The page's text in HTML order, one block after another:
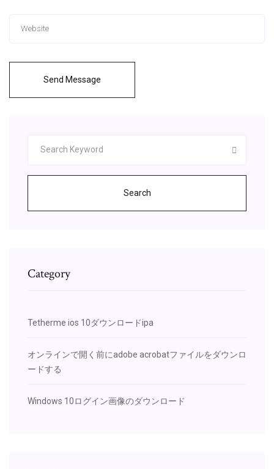
Send Message
Search
Category
Tetherme ios 10ダウンロードipa
オンラインで開く前にadobe acrobatファイルをダウンロ
ードする
Windows 10ログイン画像のダウンロード